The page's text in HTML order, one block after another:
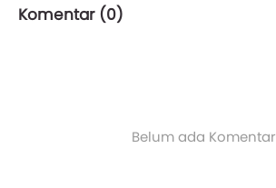
Komentar (0)
Belum ada Komentar